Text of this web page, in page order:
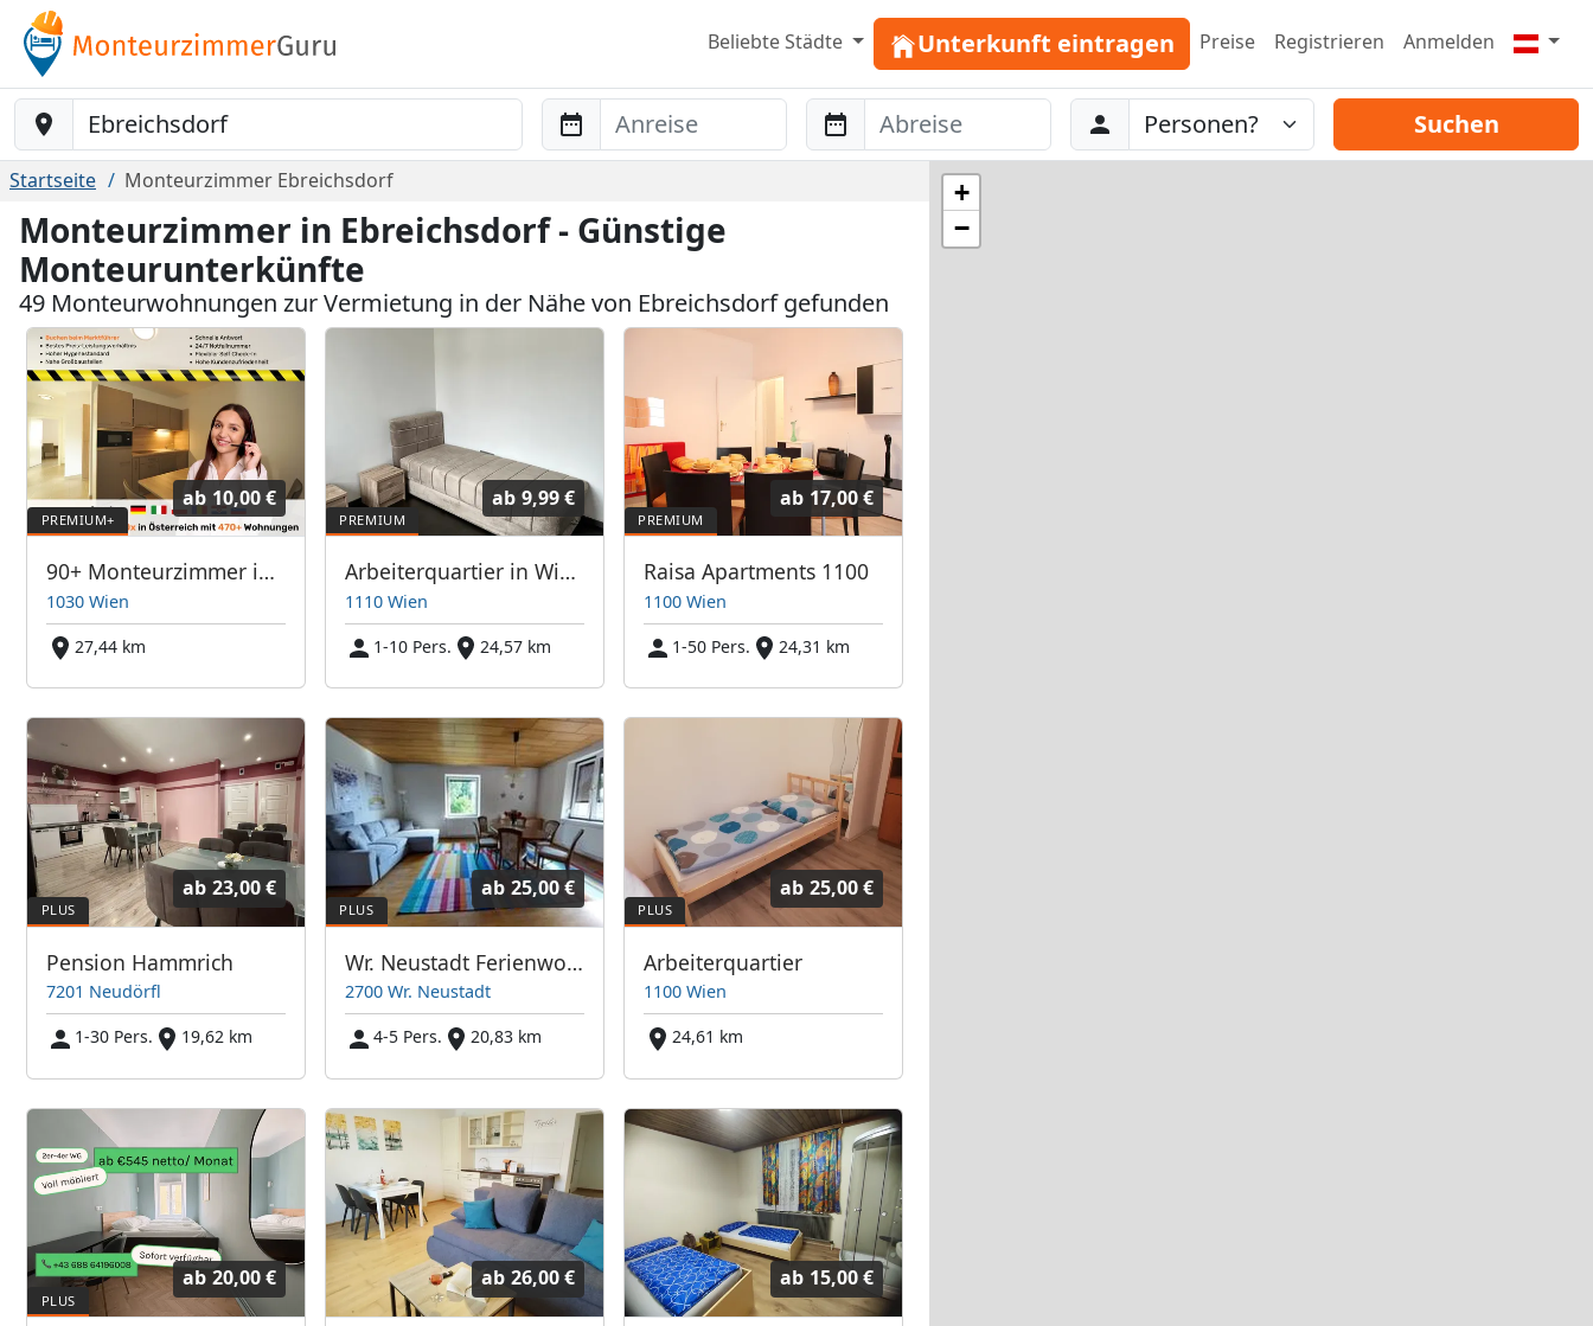
Beliebte Städte Unterkunft eintragen Preise Registrieren Anmelden
Baustelle-Location Anreise Abreise Abreise
Personen Suchen
Startseite Monteurzimmer Ebreichsdorf
Monteurzimmer in Ebreichsdorf - Günstige
Monteurunterkünfte
49 Monteurwohnungen zur Vermietung in der Nähe von Ebreichsdorf gefunden
ab 10,00 €
90+ Monteurzimmer in Wien, Einzelbetten, Parkplätze, WIFI, Küchen
1030 Wien
27,44 km
ab 9,99 €
Arbeiterquartier in Wien Simmering
1110 Wien
1-10 Pers.
24,57 km
ab 17,00 €
Raisa Apartments 1100
1100 Wien
1-50 Pers.
24,31 km
ab 23,00 €
Pension Hammrich
7201 Neudörfl
1-30 Pers.
19,62 km
ab 25,00 €
Wr. Neustadt Ferienwohnung
2700 Wr. Neustadt
4-5 Pers.
20,83 km
ab 25,00 €
Arbeiterquartier
1100 Wien
24,61 km
ab 20,00 € ab 26,00 € ab 15,00 €
+
−